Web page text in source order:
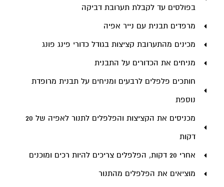
בפולסים עד לקבלת תערובת דביקה
מרפדים תבנית עם נייר אפיה
מכינים מהתערובת קציצות בגודל כדורי פינג פונג
מניחים את הכדורים על התבנית
חותכים פלפלים לרבעים ומניחים על תבנית מרופדת
נוספת
מכניסים את הקציצות והפלפלים לתנור לאפיה של 20
דקות
אחרי 20 דקות, הפלפלים צריכים להיות רכים ומוכנים
מוציאים את הפלפלים מהתנור